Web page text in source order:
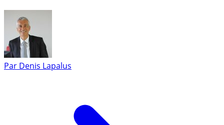
Par Denis Lapalus